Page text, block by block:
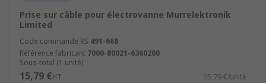
Prise sur câble pour électrovanne Murrelektronik
Limited
Code commande RS 491-668
Référence fabricant 7000-80021-6360200
Sous-total (1 unité)
15,79 €HT 15,79 €/unité